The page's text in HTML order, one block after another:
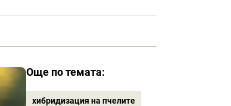
Още по темата:
хибридизация на пчелите